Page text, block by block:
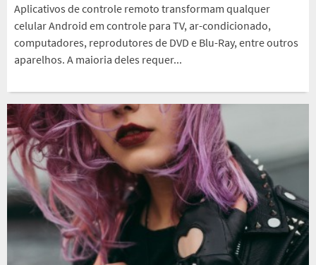
Aplicativos de controle remoto transformam qualquer
celular Android em controle para TV, ar-condicionado,
computadores, reprodutores de DVD e Blu-Ray, entre outros
aparelhos. A maioria deles requer...